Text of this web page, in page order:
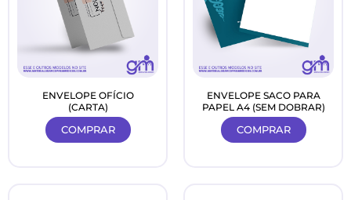
ENVELOPE OFÍCIO
(CARTA)
COMPRAR
ENVELOPE SACO PARA
PAPEL A4 (SEM DOBRAR)
COMPRAR